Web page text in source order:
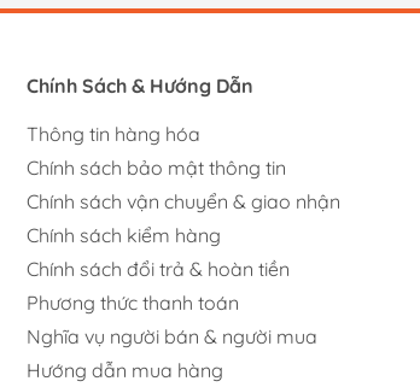
Chính Sách & Hướng Dẫn
Thông tin hàng hóa
Chính sách bảo mật thông tin
Chính sách vận chuyển & giao nhận
Chính sách kiểm hàng
Chính sách đổi trả & hoàn tiền
Phương thức thanh toán
Nghĩa vụ người bán & người mua
Hướng dẫn mua hàng